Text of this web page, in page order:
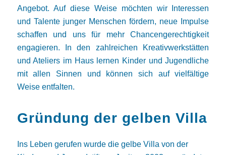
Angebot. Auf diese Weise möchten wir Interessen
und Talente junger Menschen fördern, neue Impulse
schaffen und uns für mehr Chancengerechtigkeit
engagieren. In den zahlreichen Kreativwerkstätten
und Ateliers im Haus lernen Kinder und Jugendliche
mit allen Sinnen und können sich auf vielfältige
Weise entfalten.
Gründung der gelben Villa
Ins Leben gerufen wurde die gelbe Villa von der